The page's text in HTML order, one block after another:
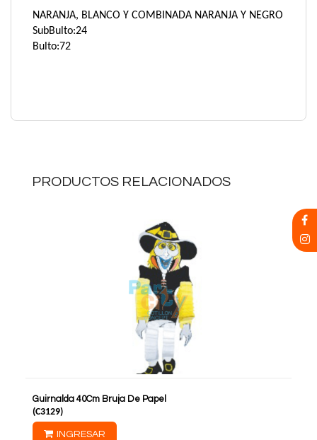
NARANJA, BLANCO Y COMBINADA NARANJA Y NEGRO
SubBulto:24
Bulto:72
PRODUCTOS RELACIONADOS
Guirnalda 40Cm Bruja De Papel
(C3129)
INGRESAR